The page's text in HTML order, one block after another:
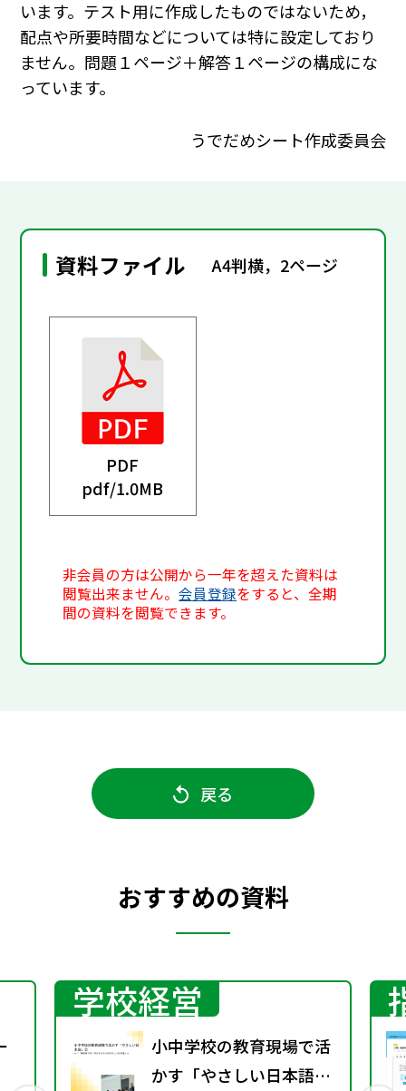
います。テスト用に作成したものではないため，
配点や所要時間などについては特に設定しており
ません。問題１ページ＋解答１ページの構成にな
っています。
うでだめシート作成委員会
資料ファイル A4判横，2ページ
PDF
pdf/1.0MB
非会員の方は公開から一年を超えた資料は
閲覧出来ません。会員登録をすると、全期
間の資料を閲覧できます。
戻る
おすすめの資料
学校経営
小中学校の教育現場で活
かす「やさしい日本語」